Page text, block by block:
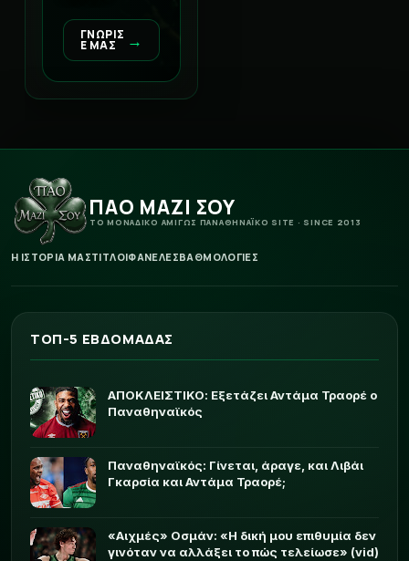
ΓΝΩΡΙΣ
Ε ΜΑΣ →
ΠΑΟ ΜΑΖΙ ΣΟΥ
ΤΟ ΜΟΝΑΔΙΚΟ ΑΜΙΓΩΣ ΠΑΝΑΘΗΝΑΪΚΟ SITE · SINCE 2013
Η ΙΣΤΟΡΙΑ ΜΑΣΤΙΤΛΟΙΦΑΝΕΛΕΣΒΑΘΜΟΛΟΓΙΕΣ
ΤΟΠ-5 ΕΒΔΟΜΑΔΑΣ
ΑΠΟΚΛΕΙΣΤΙΚΟ: Εξετάζει Αντάμα Τραορέ ο
Παναθηναϊκός
Παναθηναϊκός: Γίνεται, άραγε, και Λιβάι
Γκαρσία και Αντάμα Τραορέ;
«Αιχμές» Οσμάν: «Η δική μου επιθυμία δεν
γινόταν να αλλάξει το πώς τελείωσε» (vid)